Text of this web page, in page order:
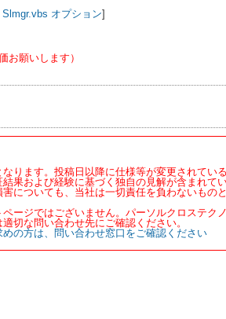
オプション]
お願いします）
ります。投稿日以降に仕様等が変更されてい
果および経験に基づく独自の見解が含まれて
についても、当社は一切責任を負わないもの
ージではございません。パーソルクロステク
切な問い合わせ先にご確認ください。
の方は、問い合わせ窓口をご確認ください